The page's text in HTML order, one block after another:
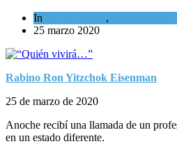
In ,
25 marzo 2020
Rabino Ron Yitzchok Eisenman
25 de marzo de 2020
Anoche recibí una llamada de un
en un estado diferente.